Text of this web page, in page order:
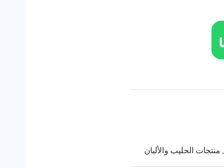
منتجات الحليب والألبان